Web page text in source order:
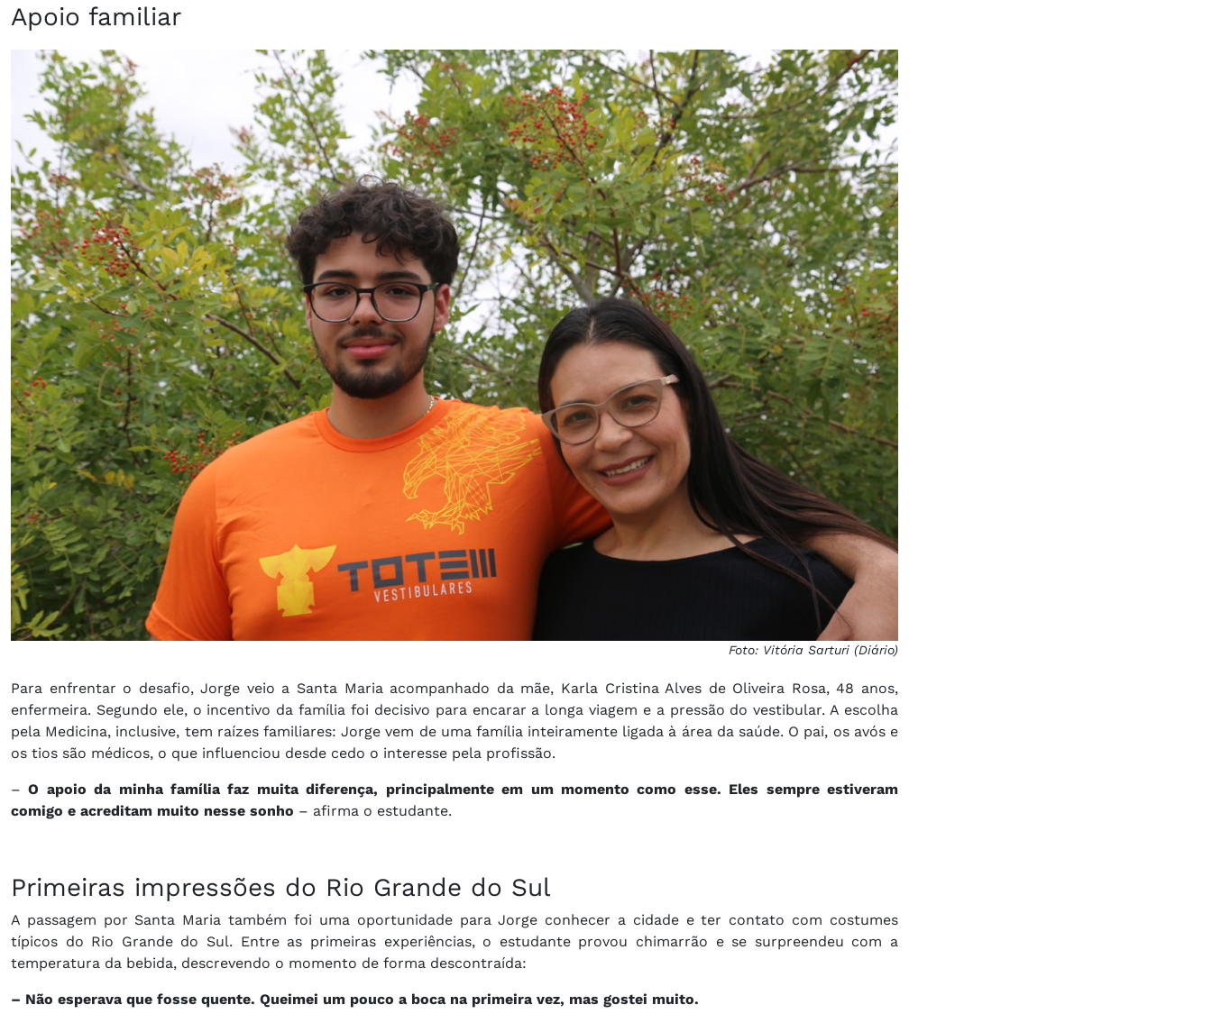
Apoio familiar
Foto: Vitória Sarturi (Diário)
Para enfrentar o desafio, Jorge veio a Santa Maria acompanhado da mãe, Karla Cristina Alves de Oliveira Rosa, 48 anos,
enfermeira. Segundo ele, o incentivo da família foi decisivo para encarar a longa viagem e a pressão do vestibular. A escolha
pela Medicina, inclusive, tem raízes familiares: Jorge vem de uma família inteiramente ligada à área da saúde. O pai, os avós e
os tios são médicos, o que influenciou desde cedo o interesse pela profissão.
–O apoio da minha família faz muita diferença, principalmente em um momento como esse. Eles sempre estiveram
comigo e acreditam muito nesse sonho – afirma o estudante.
Primeiras impressões do Rio Grande do Sul
A passagem por Santa Maria também foi uma oportunidade para Jorge conhecer a cidade e ter contato com costumes
típicos do Rio Grande do Sul. Entre as primeiras experiências, o estudante provou chimarrão e se surpreendeu com a
temperatura da bebida, descrevendo o momento de forma descontraída:
– Não esperava que fosse quente. Queimei um pouco a boca na primeira vez, mas gostei muito.